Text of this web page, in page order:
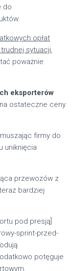
do
opłat
sytuacji,
poważnie
eksporterów
ostateczne ceny
firmy do
uniknięcia
przewozów z
bardziej
pod presją]
sprint-przed-
potęguje